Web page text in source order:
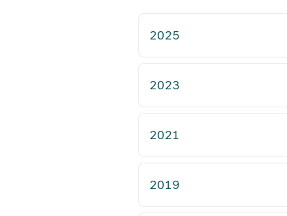
2025
2023
2021
2019